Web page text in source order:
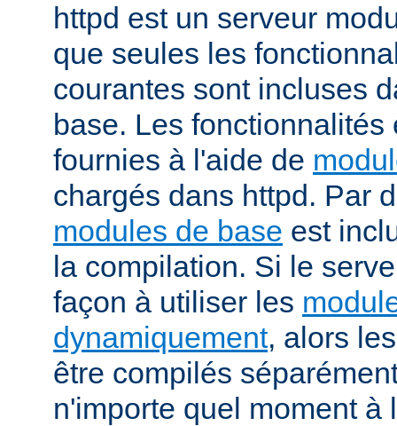
httpd est un serveur
que seules les
courantes sont incluses
base. Les fonctionnalités
fournies à l'aide de
chargés dans httpd. Par
modules de base est
la compilation. Si le
façon à utiliser les
dynamiquement, alors
être compilés
n'importe quel moment à